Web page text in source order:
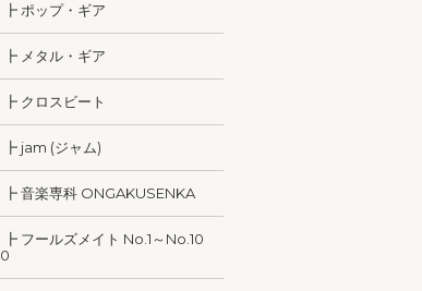
┣ ポップ・ギア
┣ メタル・ギア
┣ クロスビート
┣ jam (ジャム)
┣ 音楽専科 ONGAKUSENKA
┣ フールズメイト No.1～No.10
0